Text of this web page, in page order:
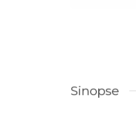
Sinopse